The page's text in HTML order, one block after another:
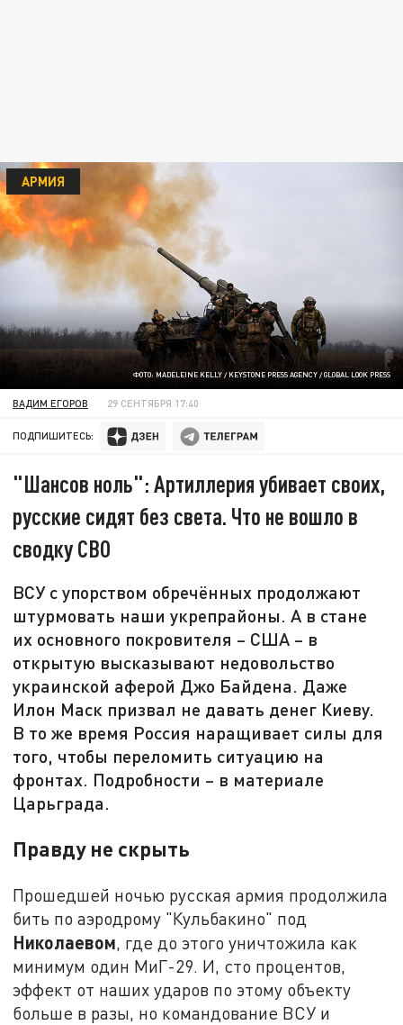
ФОТО: MADELEINE KELLY / KEYSTONE PRESS AGENCY / GLOBAL LOOK PRESS
АРМИЯ
ВАДИМ ЕГОРОВ 29 СЕНТЯБРЯ 17:40
ПОДПИШИТЕСЬ:
"Шансов ноль": Артиллерия убивает своих,
русские сидят без света. Что не вошло в
сводку СВО
ВСУ с упорством обречённых продолжают
штурмовать наши укрепрайоны. А в стане
их основного покровителя – США – в
открытую высказывают недовольство
украинской аферой Джо Байдена. Даже
Илон Маск призвал не давать денег Киеву.
В то же время Россия наращивает силы для
того, чтобы переломить ситуацию на
фронтах. Подробности – в материале
Царьграда.
Правду не скрыть
Прошедшей ночью русская армия продолжила
бить по аэродрому "Кульбакино" под
Николаевом, где до этого уничтожила как
минимум один МиГ-29. И, сто процентов,
эффект от наших ударов по этому объекту
больше в разы, но командование ВСУ и